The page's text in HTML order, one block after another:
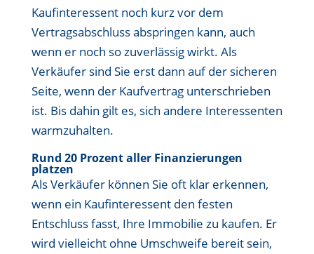
Kaufinteressent noch kurz vor dem
Vertragsabschluss abspringen kann, auch
wenn er noch so zuverlässig wirkt. Als
Verkäufer sind Sie erst dann auf der sicheren
Seite, wenn der Kaufvertrag unterschrieben
ist. Bis dahin gilt es, sich andere Interessenten
warmzuhalten.
Rund 20 Prozent aller Finanzierungen
platzen
Als Verkäufer können Sie oft klar erkennen,
wenn ein Kaufinteressent den festen
Entschluss fasst, Ihre Immobilie zu kaufen. Er
wird vielleicht ohne Umschweife bereit sein,